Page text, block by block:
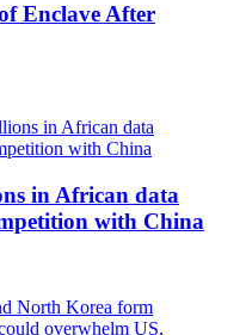
Enclave After
in African data
with China